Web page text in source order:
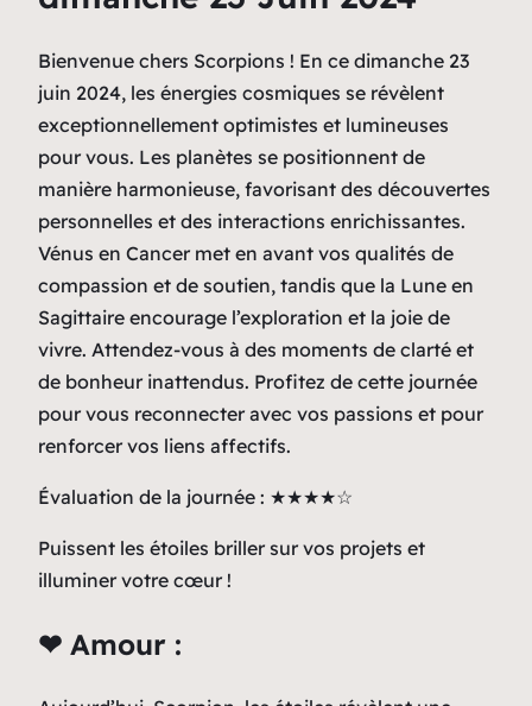
Bienvenue chers Scorpions ! En ce dimanche 23
juin 2024, les énergies cosmiques se révèlent
exceptionnellement optimistes et lumineuses
pour vous. Les planètes se positionnent de
manière harmonieuse, favorisant des découvertes
personnelles et des interactions enrichissantes.
Vénus en Cancer met en avant vos qualités de
compassion et de soutien, tandis que la Lune en
Sagittaire encourage l’exploration et la joie de
vivre. Attendez-vous à des moments de clarté et
de bonheur inattendus. Profitez de cette journée
pour vous reconnecter avec vos passions et pour
renforcer vos liens affectifs.
Évaluation de la journée : ★★★★☆
Puissent les étoiles briller sur vos projets et
illuminer votre cœur !
❤ Amour :